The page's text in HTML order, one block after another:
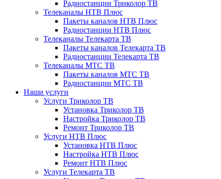
Радиостанции Триколор ТВ
Телеканалы НТВ Плюс
Пакеты каналов НТВ Плюс
Радиостанции НТВ Плюс
Телеканалы Телекарта ТВ
Пакеты каналов Телекарта ТВ
Радиостанции Телекарта ТВ
Телеканалы МТС ТВ
Пакеты каналов МТС ТВ
Радиостанции МТС ТВ
Наши услуги
Услуги Триколор ТВ
Установка Триколор ТВ
Настройка Триколор ТВ
Ремонт Триколор ТВ
Услуги НТВ Плюс
Установка НТВ Плюс
Настройка НТВ Плюс
Ремонт НТВ Плюс
Услуги Телекарта ТВ